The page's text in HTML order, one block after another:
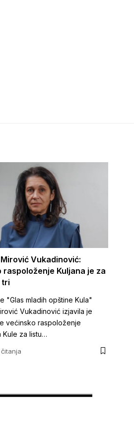
Vukadinović:
raspoloženje Kuljana je za
tri
"Glas mladih opštine Kula"
Vukadinović izjavila je
većinsko raspoloženje
Kule za listu…